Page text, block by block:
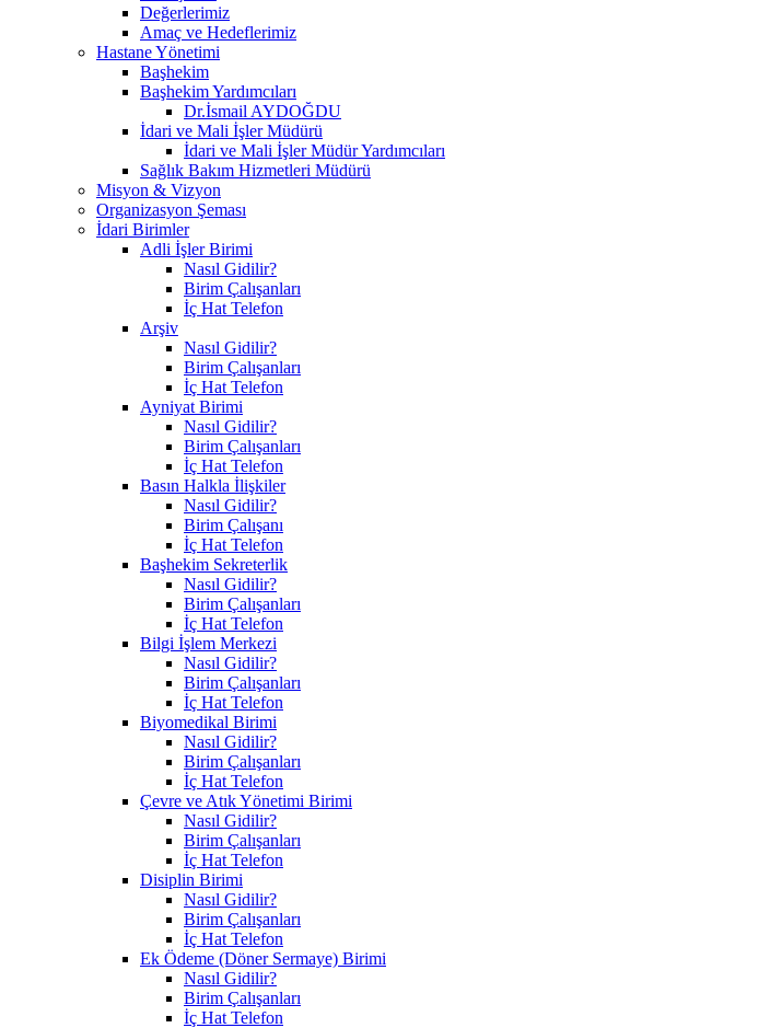
Değerlerimiz
Amaç ve Hedeflerimiz
Hastane Yönetimi
Başhekim
Başhekim Yardımcıları
Dr.İsmail AYDOĞDU
İdari ve Mali İşler Müdürü
İdari ve Mali İşler Müdür Yardımcıları
Sağlık Bakım Hizmetleri Müdürü
Misyon & Vizyon
Organizasyon Şeması
İdari Birimler
Adli İşler Birimi
Nasıl Gidilir?
Birim Çalışanları
İç Hat Telefon
Arşiv
Nasıl Gidilir?
Birim Çalışanları
İç Hat Telefon
Ayniyat Birimi
Nasıl Gidilir?
Birim Çalışanları
İç Hat Telefon
Basın Halkla İlişkiler
Nasıl Gidilir?
Birim Çalışanı
İç Hat Telefon
Başhekim Sekreterlik
Nasıl Gidilir?
Birim Çalışanları
İç Hat Telefon
Bilgi İşlem Merkezi
Nasıl Gidilir?
Birim Çalışanları
İç Hat Telefon
Biyomedikal Birimi
Nasıl Gidilir?
Birim Çalışanları
İç Hat Telefon
Çevre ve Atık Yönetimi Birimi
Nasıl Gidilir?
Birim Çalışanları
İç Hat Telefon
Disiplin Birimi
Nasıl Gidilir?
Birim Çalışanları
İç Hat Telefon
Ek Ödeme (Döner Sermaye) Birimi
Nasıl Gidilir?
Birim Çalışanları
İç Hat Telefon